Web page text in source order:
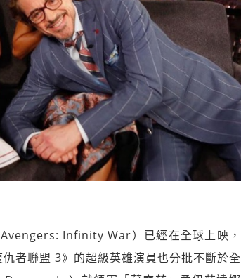
Infinity War）已經在全球上映，
者聯盟 3》的超級英雄演員也分批不斷於全